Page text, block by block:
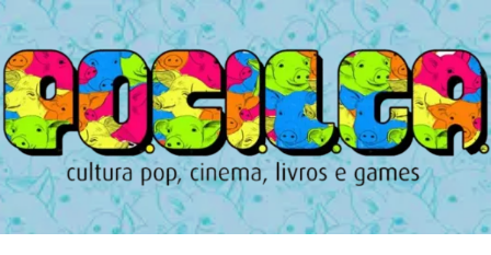
Ir
para
o
conteúdo